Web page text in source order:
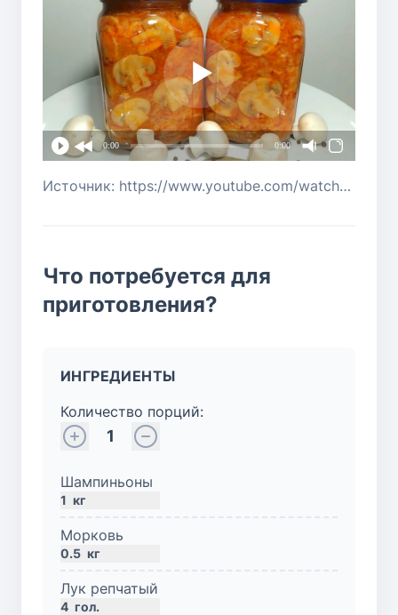
0:00 0:00
Источник: https://www.youtube.com/watch?v=RqwSWePWcvk
Что потребуется для
приготовления?
ИНГРЕДИЕНТЫ
Количество порций:
1
Шампиньоны
1 кг
Морковь
0.5 кг
Лук репчатый
4 гол.